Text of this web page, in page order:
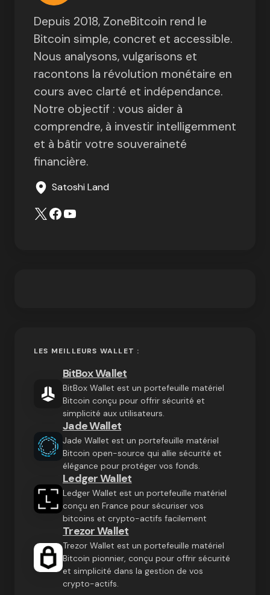
Depuis 2018, ZoneBitcoin rend le
Bitcoin simple, concret et accessible.
Nous analysons, vulgarisons et
racontons la révolution monétaire en
cours avec clarté et indépendance.
Notre objectif : vous aider à
comprendre, à investir intelligemment
et à bâtir votre souveraineté
financière.
Satoshi Land
LES MEILLEURS WALLET :
BitBox Wallet
BitBox Wallet est un portefeuille matériel
Bitcoin conçu pour offrir sécurité et
simplicité aux utilisateurs.
Jade Wallet
Jade Wallet est un portefeuille matériel
Bitcoin open-source qui allie sécurité et
élégance pour protéger vos fonds.
Ledger Wallet
Ledger Wallet est un portefeuille matériel
conçu en France pour sécuriser vos
bitcoins et crypto-actifs facilement
Trezor Wallet
Trezor Wallet est un portefeuille matériel
Bitcoin pionnier, conçu pour offrir sécurité
et simplicité dans la gestion de vos
crypto-actifs.